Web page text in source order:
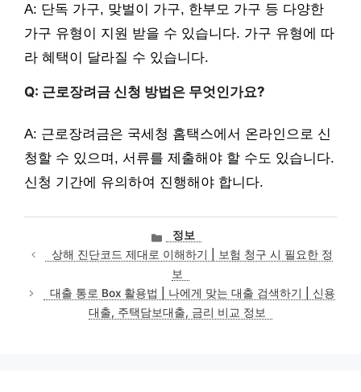
A: 단독 가구, 맞벌이 가구, 한부모 가구 등 다양한
가구 유형이 지원 받을 수 있습니다. 가구 유형에 따
라 혜택이 달라질 수 있습니다.
Q: 근로장려금 신청 방법은 무엇인가요?
A: 근로장려금은 국세청 홈택스에서 온라인으로 신
청할 수 있으며, 서류를 제출해야 할 수도 있습니다.
신청 기간에 유의하여 진행해야 합니다.
카
테
고
리
정보
상해 진단코드 제대로 이해하기 | 보험 청구 시 필요한 정
보
대출 통로 Box 활용법 | 나에게 맞는 대출 검색하기 | 신용
대출, 주택담보대출, 금리 비교 정보